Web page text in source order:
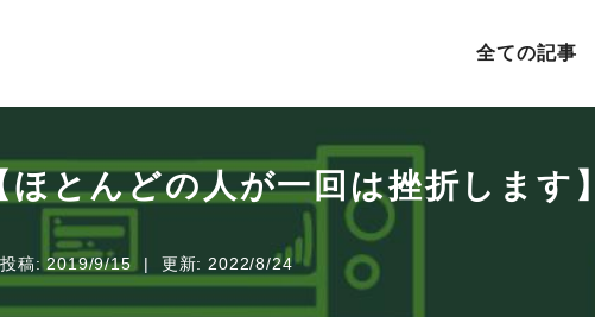
全ての記事
とんどの人が一回は挫折します】
投稿:2019/9/15 更新: 2022/8/24